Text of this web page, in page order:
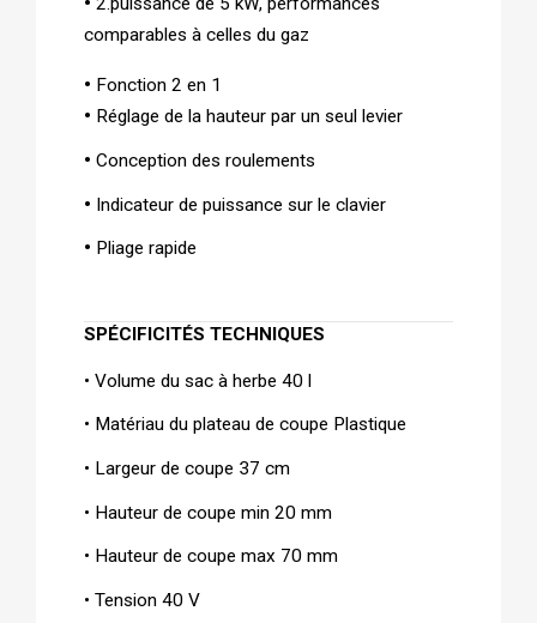
comparables à celles du gaz
• Fonction 2 en 1
• Réglage de la hauteur par un seul levier
• Conception des roulements
• Indicateur de puissance sur le clavier
• Pliage rapide
SPÉCIFICITÉS TECHNIQUES
• Volume du sac à herbe 40 l
• Matériau du plateau de coupe Plastique
• Largeur de coupe 37 cm
• Hauteur de coupe min 20 mm
• Hauteur de coupe max 70 mm
• Tension 40 V